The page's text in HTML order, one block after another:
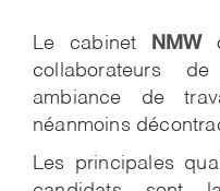
Le cabinet NMW
collaborateurs
ambiance de
néanmoins
Les principales